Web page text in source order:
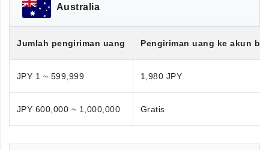
Australia
Jumlah pengiriman uang Pengiriman uang ke akun
JPY 1 ~ 599,999 1,980 JPY
JPY 600,000 ~ 1,000,000 Gratis